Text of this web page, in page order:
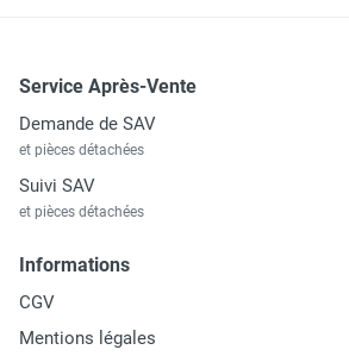
Service Après-Vente
Demande de SAV
et pièces détachées
Suivi SAV
et pièces détachées
Informations
CGV
Mentions légales